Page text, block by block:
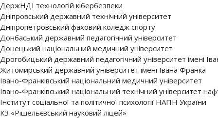
ДержНДІ технологій кібербезпеки
Дніпровський державний технічний університет
Дніпропетровський фаховий коледж спорту
Донбаський державний педагогічний університет
Донецький національний медичний університет
Дрогобицький державний педагогічний університет імені
Житомирський державний університет імені Івана Франка
Івано-Франківський національний медичний університет
Івано-Франківський національний технічний університет
Інститут соціальної та політичної психології НАПН України
КЗ «Рішельєвський науковий ліцей»